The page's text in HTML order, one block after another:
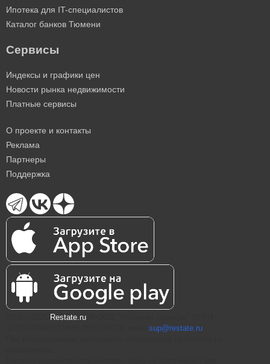
Ипотека для IT-специалистов
Каталог банков Тюмени
Сервисы
Индексы и графики цен
Новости рынка недвижимости
Платные сервисы
О проекте и контакты
Реклама
Партнеры
Поддержка
Restate.ru
sup@restate.ru